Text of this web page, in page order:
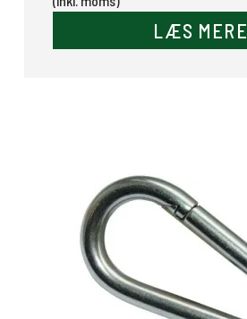
LÆS MERE